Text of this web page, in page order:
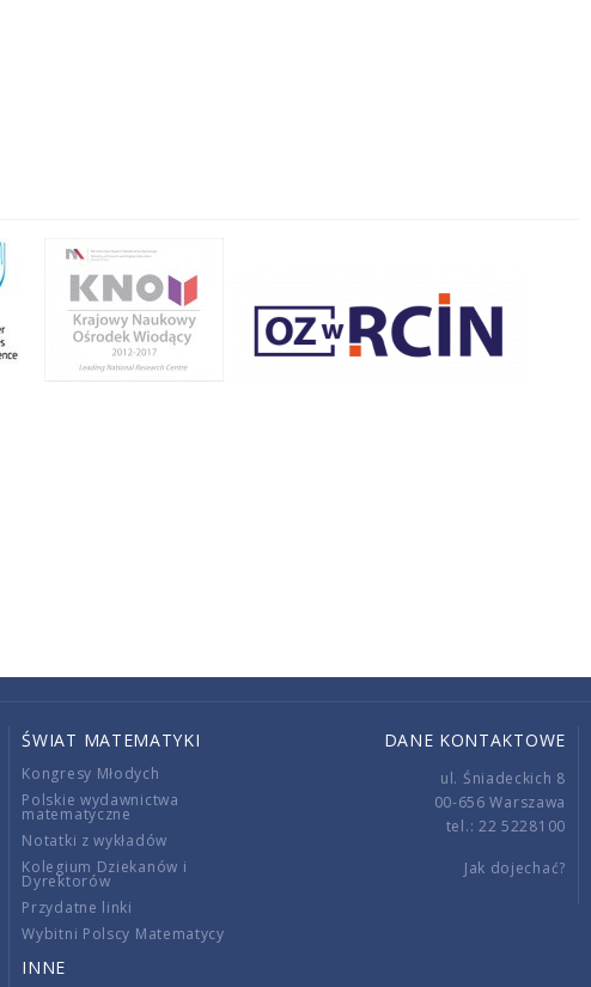
ŚWIAT MATEMATYKI
Kongresy Młodych
Polskie wydawnictwa
matematyczne
Notatki z wykładów
Kolegium Dziekanów i
Dyrektorów
Przydatne linki
Wybitni Polscy Matematycy
INNE
DANE KONTAKTOWE
ul. Śniadeckich 8
00-656 Warszawa
tel.: 22 5228100
Jak dojechać?